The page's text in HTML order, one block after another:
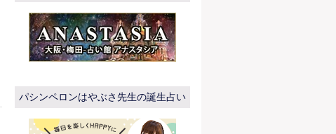
パシンペロンはやぶさ先生の誕生占い